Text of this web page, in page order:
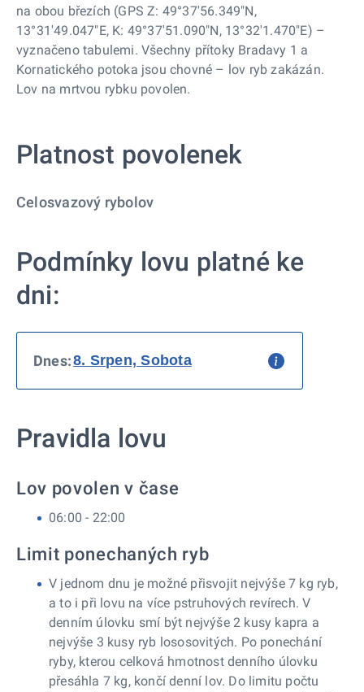
na obou březích (GPS Z: 49°37'56.349"N,
13°31'49.047"E, K: 49°37'51.090"N, 13°32'1.470"E) –
vyznačeno tabulemi. Všechny přítoky Bradavy 1 a
Kornatického potoka jsou chovné – lov ryb zakázán.
Lov na mrtvou rybku povolen.
Platnost povolenek
Celosvazový rybolov
Podmínky lovu platné ke
dni:
Dnes:
Pravidla lovu
Lov povolen v čase
06:00 - 22:00
Limit ponechaných ryb
V jednom dnu je možné přisvojit nejvýše 7 kg ryb,
a to i při lovu na více pstruhových revírech. V
denním úlovku smí být nejvýše 2 kusy kapra a
nejvýše 3 kusy ryb lososovitých. Po ponechání
ryby, kterou celková hmotnost denního úlovku
přesáhla 7 kg, končí denní lov. Do limitu počtu